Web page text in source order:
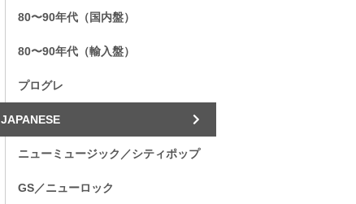
80〜90年代（国内盤）
80〜90年代（輸入盤）
プログレ
JAPANESE
ニューミュージック／シティポップ
GS／ニューロック